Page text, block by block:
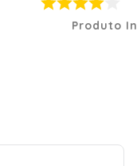
Produto